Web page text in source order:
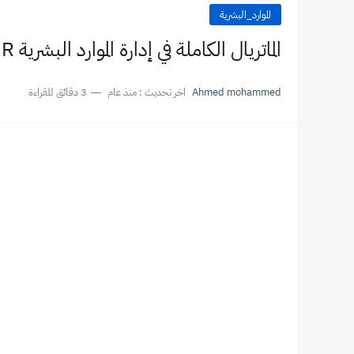
الموارد_البشرية
الماتريال الكاملة في إدارة الموارد البشرية HR بالعربي والإنجليزي
Ahmed mohammed اخر تحديث : منذ عام 3 دقائق للقراءة